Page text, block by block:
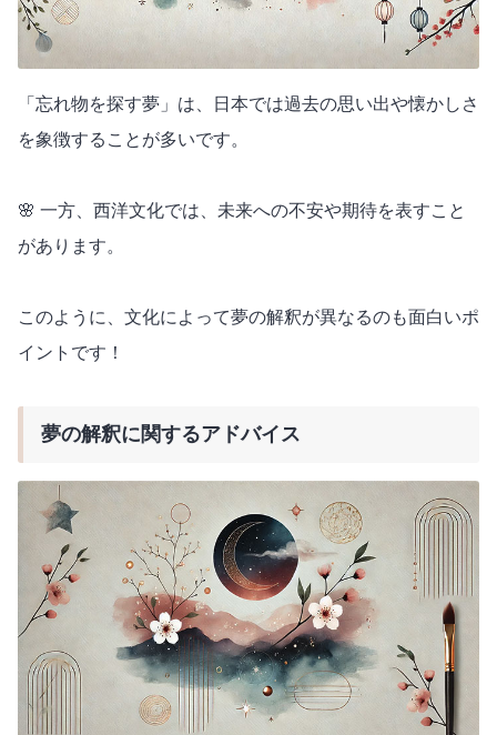
「忘れ物を探す夢」は、日本では過去の思い出や懐かしさ
を象徴することが多いです。
🌸 一方、西洋文化では、未来への不安や期待を表すこと
があります。
このように、文化によって夢の解釈が異なるのも面白いポ
イントです！
夢の解釈に関するアドバイス